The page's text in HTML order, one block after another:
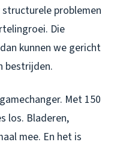
problemen
Die
kunnen we gericht
bestrijden.
Met 150
los. Bladeren,
mee. En het is